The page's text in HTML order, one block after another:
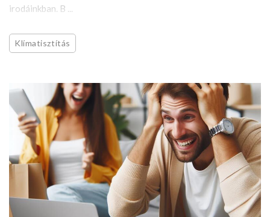
irodáinkban. B ...
Klímatisztítás